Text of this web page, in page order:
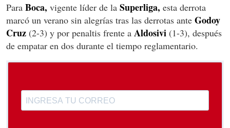
Para Boca, vigente líder de la Superliga, esta derrota
marcó un verano sin alegrías tras las derrotas ante Godoy
Cruz (2-3) y por penaltis frente a Aldosivi (1-3), después
de empatar en dos durante el tiempo reglamentario.